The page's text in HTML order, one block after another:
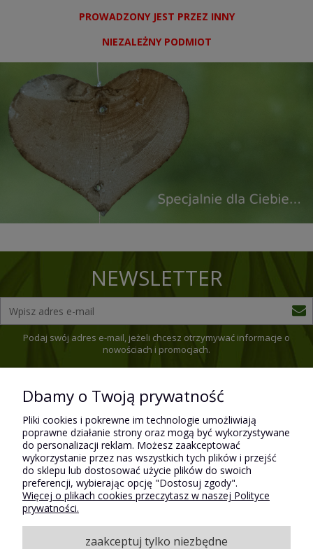
PROWADZONY JEST PRZEZ INNY
NIEZALEŻNY PODMIOT
NEWSLETTER
Podaj swój adres e-mail, jeżeli chcesz otrzymywać informacje o
nowościach i promocjach.
Pomoc
Płatności i dostawa
Dbamy o Twoją prywatność
Pliki cookies i pokrewne im technologie umożliwiają
poprawne działanie strony oraz mogą być wykorzystywane
do personalizacji reklam. Możesz zaakceptować
wykorzystanie przez nas wszystkich tych plików i przejść
do sklepu lub dostosować użycie plików do swoich
preferencji, wybierając opcję "Dostosuj zgody".
Więcej o plikach cookies przeczytasz w naszej Polityce
prywatności.
zaakceptuj tylko niezbędne